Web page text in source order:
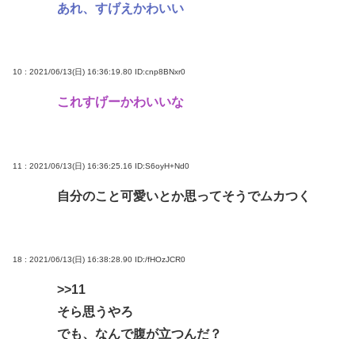
あれ、すげえかわいい
10 : 2021/06/13(日) 16:36:19.80 ID:cnp8BNxr0
これすげーかわいいな
11 : 2021/06/13(日) 16:36:25.16 ID:S6oyH+Nd0
自分のこと可愛いとか思ってそうでムカつく
18 : 2021/06/13(日) 16:38:28.90 ID:/fHOzJCR0
>>11
そら思うやろ
でも、なんで腹が立つんだ？